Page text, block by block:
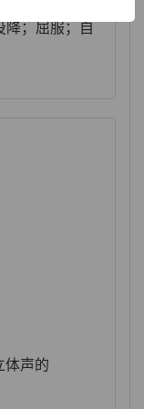
降；屈服；自
体声的